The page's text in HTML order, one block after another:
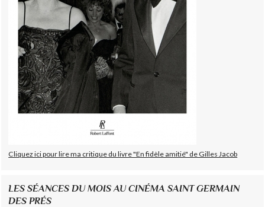
Cliquez ici pour lire ma critique du livre "En fidèle amitié" de Gilles Jacob
LES SÉANCES DU MOIS AU CINÉMA SAINT GERMAIN
DES PRÉS